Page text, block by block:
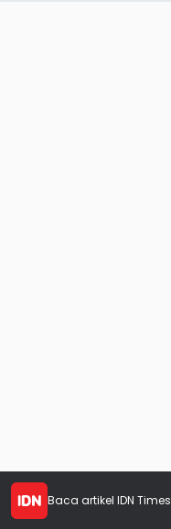
Baca artikel IDN Times